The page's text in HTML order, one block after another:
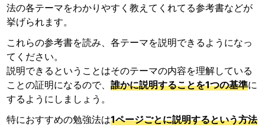
法の各テーマをわかりやすく教えてくれてる参考書などが
挙げられます。
これらの参考書を読み、各テーマを説明できるようになっ
てください。
説明できるということはそのテーマの内容を理解している
ことの証明になるので、誰かに説明することを1つの基準に
するようにしましょう。
特におすすめの勉強法は1ページごとに説明するという方法